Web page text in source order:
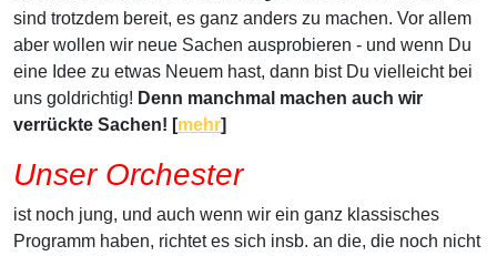
sind trotzdem bereit, es ganz anders zu machen. Vor allem
aber wollen wir neue Sachen ausprobieren - und wenn Du
eine Idee zu etwas Neuem hast, dann bist Du vielleicht bei
uns goldrichtig! Denn manchmal machen auch wir
verrückte Sachen! [mehr]
Unser Orchester
ist noch jung, und auch wenn wir ein ganz klassisches
Programm haben, richtet es sich insb. an die, die noch nicht